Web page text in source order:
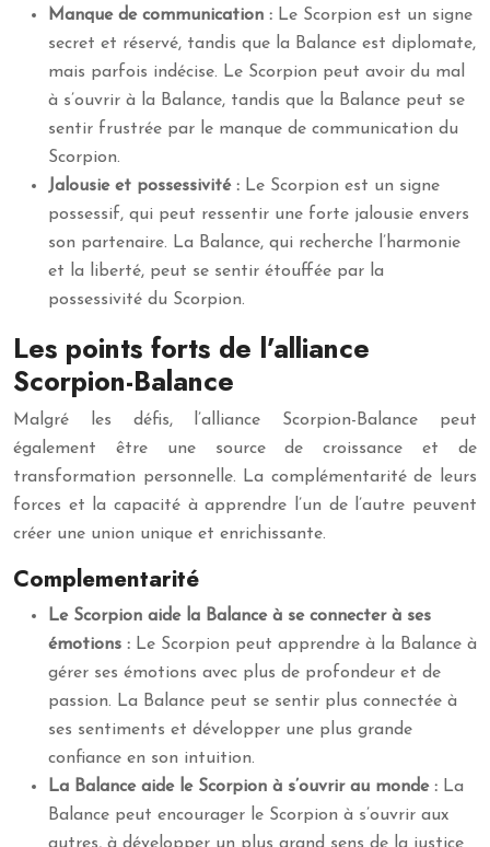
Manque de communication : Le Scorpion est un signe
secret et réservé, tandis que la Balance est diplomate,
mais parfois indécise. Le Scorpion peut avoir du mal
à s’ouvrir à la Balance, tandis que la Balance peut se
sentir frustrée par le manque de communication du
Scorpion.
Jalousie et possessivité : Le Scorpion est un signe
possessif, qui peut ressentir une forte jalousie envers
son partenaire. La Balance, qui recherche l’harmonie
et la liberté, peut se sentir étouffée par la
possessivité du Scorpion.
Les points forts de l’alliance
Scorpion-Balance
Malgré les défis, l’alliance Scorpion-Balance peut
également être une source de croissance et de
transformation personnelle. La complémentarité de leurs
forces et la capacité à apprendre l’un de l’autre peuvent
créer une union unique et enrichissante.
Complementarité
Le Scorpion aide la Balance à se connecter à ses
émotions : Le Scorpion peut apprendre à la Balance à
gérer ses émotions avec plus de profondeur et de
passion. La Balance peut se sentir plus connectée à
ses sentiments et développer une plus grande
confiance en son intuition.
La Balance aide le Scorpion à s’ouvrir au monde : La
Balance peut encourager le Scorpion à s’ouvrir aux